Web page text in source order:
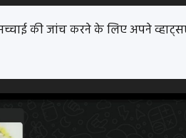
की जांच करने के लिए अपने